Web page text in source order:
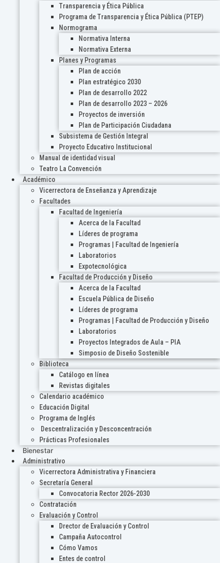
Transparencia y Ética Pública
Programa de Transparencia y Ética Pública (PTEP)
Normograma
Normativa Interna
Normativa Externa
Planes y Programas
Plan de acción
Plan estratégico 2030
Plan de desarrollo 2022
Plan de desarrollo 2023 – 2026
Proyectos de inversión
Plan de Participación Ciudadana
Subsistema de Gestión Integral
Proyecto Educativo Institucional
Manual de identidad visual
Teatro La Convención
Académico
Vicerrectora de Enseñanza y Aprendizaje
Facultades
Facultad de Ingeniería
Acerca de la Facultad
Líderes de programa
Programas | Facultad de Ingeniería
Laboratorios
Expotecnológica
Facultad de Producción y Diseño
Acerca de la Facultad
Escuela Pública de Diseño
Líderes de programa
Programas | Facultad de Producción y Diseño
Laboratorios
Proyectos Integrados de Aula – PIA
Simposio de Diseño Sostenible
Biblioteca
Catálogo en línea
Revistas digitales
Calendario académico
Educación Digital
Programa de Inglés
Descentralización y Desconcentración
Prácticas Profesionales
Bienestar
Administrativo
Vicerrectora Administrativa y Financiera
Secretaría General
Convocatoria Rector 2026-2030
Contratación
Evaluación y Control
Drector de Evaluación y Control
Campaña Autocontrol
Cómo Vamos
Entes de control